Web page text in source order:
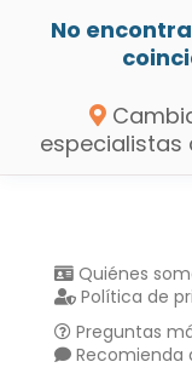
No
especialistas
Quiénes
Política de
Preguntas
Recomienda